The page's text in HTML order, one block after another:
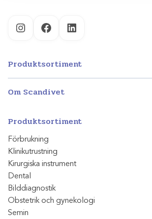
InstagramFacebookLinkedIn
Produktsortiment
Om Scandivet
Produktsortiment
Förbrukning
Klinikutrustning
Kirurgiska instrument
Dental
Bilddiagnostik
Obstetrik och gynekologi
Semin